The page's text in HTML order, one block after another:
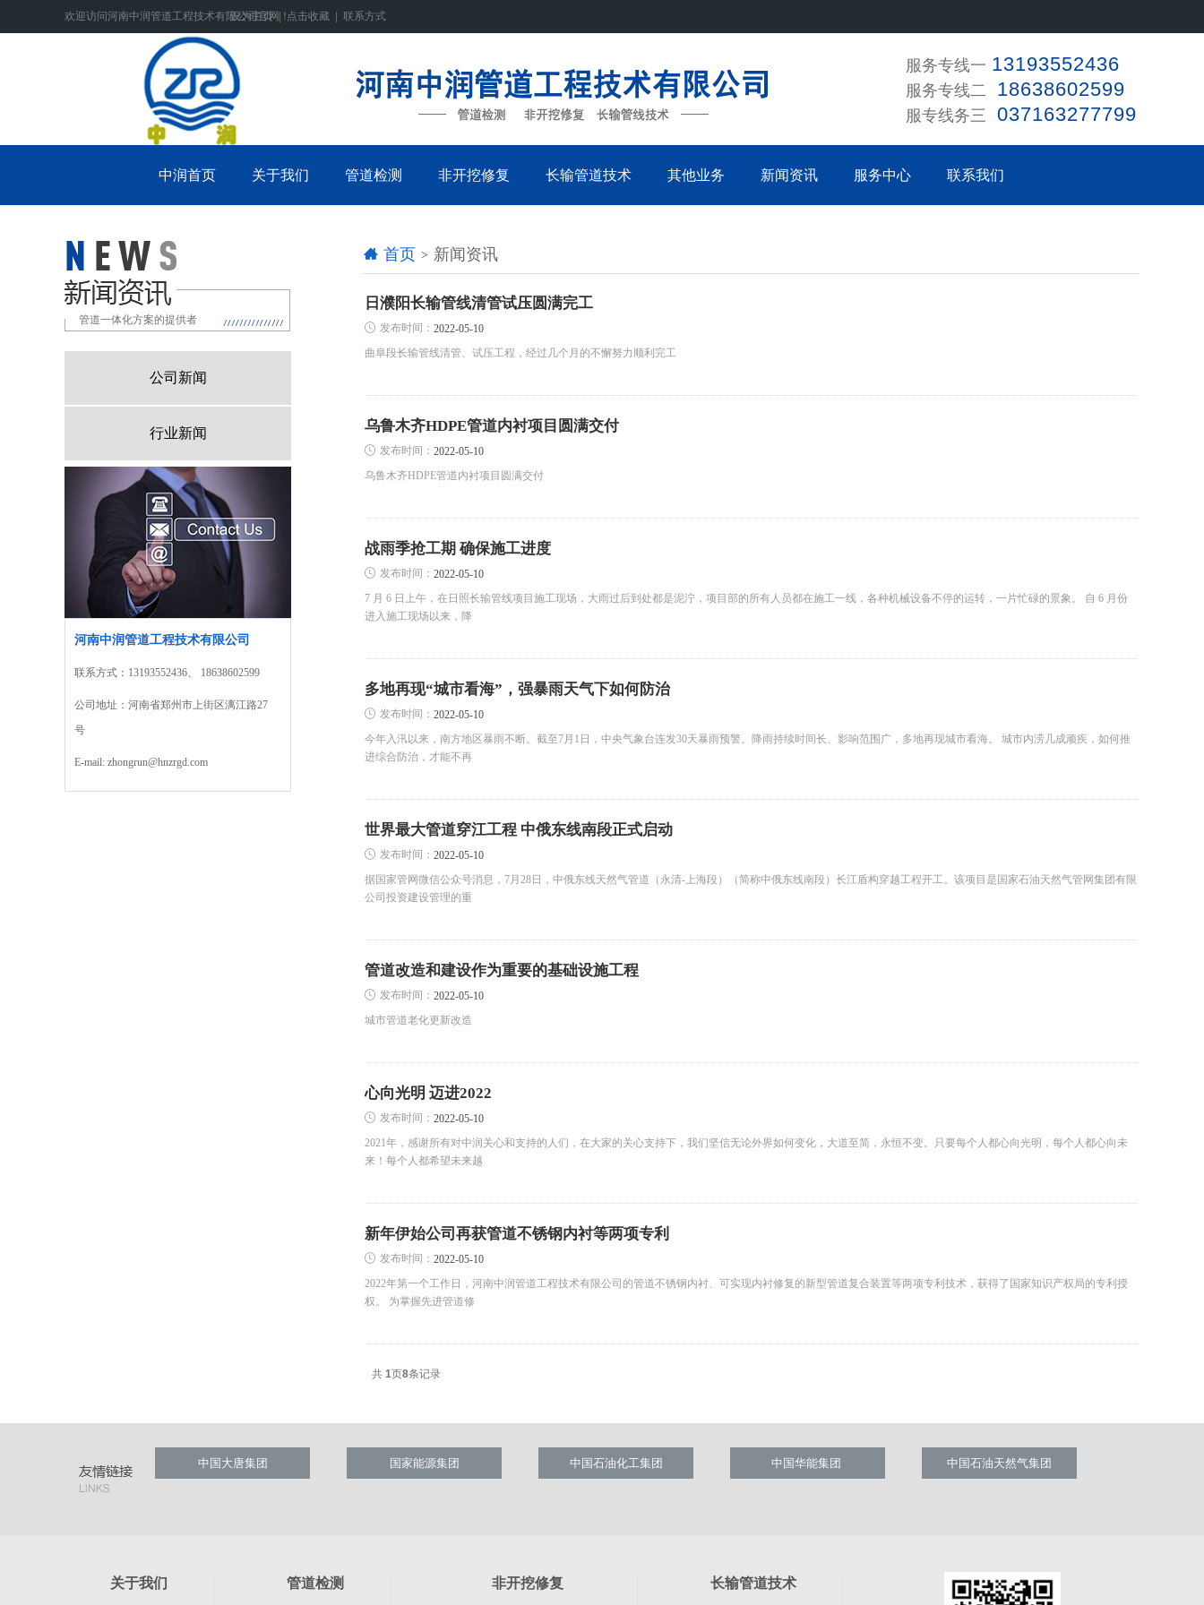
设为主页|点击收藏 联系方式
欢迎访问河南中润管道工程技术有限公司官网！
服务专线一 13193552436
服务专线二 18638602599
服专线务三 037163277799
中润首页 关于我们 管道检测 非开挖修复 长输管道技术 其他业务 新闻资讯 服务中心 联系我们
管道一体化方案的提供者
公司新闻
行业新闻
河南中润管道工程技术有限公司
联系方式：13193552436、 18638602599
公司地址：河南省郑州市上街区漓江路27
号
E-mail: zhongrun@hnzrgd.com
首页 > 新闻资讯
日濮阳长输管线清管试压圆满完工
发布时间： 2022-05-10
曲阜段长输管线清管、试压工程，经过几个月的不懈努力顺利完工
乌鲁木齐HDPE管道内衬项目圆满交付
发布时间： 2022-05-10
乌鲁木齐HDPE管道内衬项目圆满交付
战雨季抢工期 确保施工进度
发布时间： 2022-05-10
7 月 6 日上午，在日照长输管线项目施工现场，大雨过后到处都是泥泞，项目部的所有人员都在施工一线，各种机械设备不停的运转，一片忙碌的景象。 自 6 月份
进入施工现场以来，降
多地再现“城市看海”，强暴雨天气下如何防治
发布时间： 2022-05-10
今年入汛以来，南方地区暴雨不断。截至7月1日，中央气象台连发30天暴雨预警。降雨持续时间长、影响范围广，多地再现城市看海。 城市内涝几成顽疾，如何推
进综合防治，才能不再
世界最大管道穿江工程 中俄东线南段正式启动
发布时间： 2022-05-10
据国家管网微信公众号消息，7月28日，中俄东线天然气管道（永清-上海段）（简称中俄东线南段）长江盾构穿越工程开工。该项目是国家石油天然气管网集团有限
公司投资建设管理的重
管道改造和建设作为重要的基础设施工程
发布时间： 2022-05-10
城市管道老化更新改造
心向光明 迈进2022
发布时间： 2022-05-10
2021年，感谢所有对中润关心和支持的人们，在大家的关心支持下，我们坚信无论外界如何变化，大道至简，永恒不变。只要每个人都心向光明，每个人都心向未
来！每个人都希望未来越
新年伊始公司再获管道不锈钢内衬等两项专利
发布时间： 2022-05-10
2022年第一个工作日，河南中润管道工程技术有限公司的管道不锈钢内衬、可实现内衬修复的新型管道复合装置等两项专利技术，获得了国家知识产权局的专利授
权。 为掌握先进管道修
共 1页8条记录
中国大唐集团 国家能源集团 中国石油化工集团 中国华能集团 中国石油天然气集团
关于我们 管道检测 非开挖修复 长输管道技术